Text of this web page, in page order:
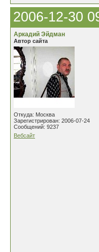
2006-12-30
Аркадий Эйдман
Автор сайта
Откуда: Москва
Зарегистрирован: 2006-07-24
Сообщений: 9237
Вебсайт